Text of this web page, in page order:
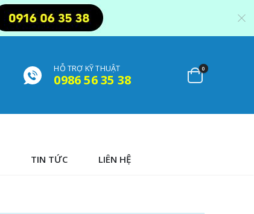
HỖ TRỢ KỸ THUẬT
0986 56 35 38
0
TIN TỨC LIÊN HỆ